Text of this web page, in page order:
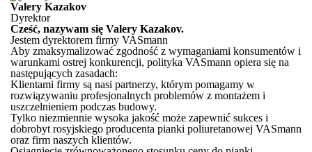
Valery Kazakov
Dyrektor
Cześć, nazywam się Valery Kazakov.
Jestem dyrektorem firmy VASmann
Aby zmaksymalizować zgodność z wymaganiami konsumentów i
warunkami ostrej konkurencji, polityka VASmann opiera się na
następujących zasadach:
Klientami firmy są nasi partnerzy, którym pomagamy w
rozwiązywaniu profesjonalnych problemów z montażem i
uszczelnieniem podczas budowy.
Tylko niezmiennie wysoka jakość może zapewnić sukces i
dobrobyt rosyjskiego producenta pianki poliuretanowej VASmann
oraz firm naszych klientów.